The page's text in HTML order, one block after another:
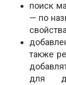
поиск
— по
также
для